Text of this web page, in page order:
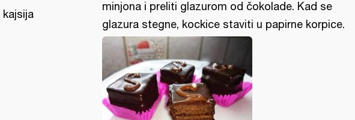
minjona i preliti glazurom od čokolade. Kad se
glazura stegne, kockice staviti u papirne korpice.